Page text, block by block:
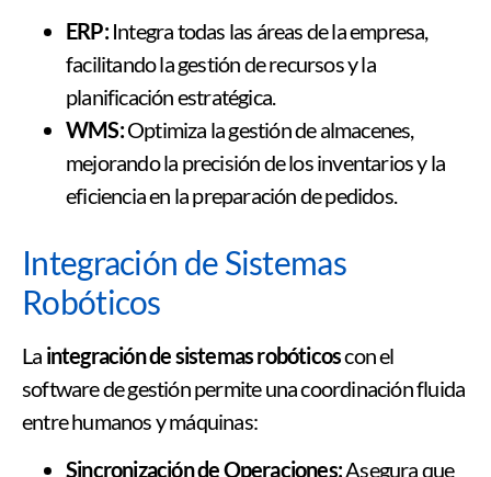
ERP:Integra todas las áreas de la empresa,
facilitando la gestión de recursos y la
planificación estratégica.
WMS:Optimiza la gestión de almacenes,
mejorando la precisión de los inventarios y la
eficiencia en la preparación de pedidos.
Integración de Sistemas
Robóticos
La integración de sistemas robóticoscon el
software de gestión permite una coordinación fluida
entre humanos y máquinas:
Sincronización de Operaciones:Asegura que